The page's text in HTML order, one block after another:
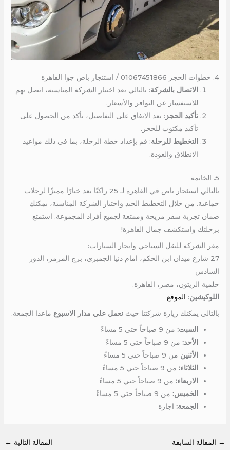
4. خطوات الحجز 01067451866 / استئجار باص جوا القاهرة
الاتصال بالشركة: بالتالي بعد اختيار الشركة المناسبة، اتصل بهم
للاستفسار عن التوافر والأسعار.
تأكيد الحجز : بعد الاتفاق على التفاصيل، تأكد من الحصول على
تأكيد مكتوب للحجز.
التخطيط للرحلة: قم بإعداد خطة الرحلة، بما في ذلك مواعيد
الانطلاق والعودة.
5. الخاتمة
بالتالي استئجار باص في القاهرة لـ 25 راكبًا يعد خيارًا مميزًا لرحلات
جماعية. من خلال التخطيط الجيد واختيار الشركة المناسبة، يمكنك
ضمان تجربة سفر مريحة وممتعة لجميع أفراد المجموعة. استمتع
برحلتك واستكشف جمال القاهرة!
مقر الشركة للنقل السياحي وايجار السيارات:
27 شارع ميدان ابن الحكم، امام دنيا الجمبري، برج المرمر، الدور
السادس
حلمية الزيتون، مصر، القاهرة.
اللوكيشين: الموقع
بالتالي يمكنك زيارة شركتنا حيثنعمل علي مدار الاسبوع ماعدا الجمعة.
السبت: من 9 صباحاً حتي 5 مساءً
الأحد: من 9 صباحاً حتي 5 مساءً
الأثنين من 9 صباحاً حتي 5 مساءً
الثلاثاء: من 9 صباحاً حتي 5 مساءً
الاربعاء: من 9 صباحاً حتي 5 مساءً
الخميس: من 9 صباحاً حتي 5 مساءً
الجمعة: اجازة
→ المقالة السابقة المقالة التالية ←